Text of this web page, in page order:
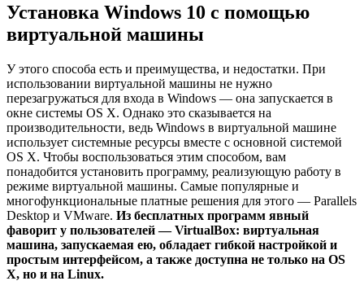
Установка Windows 10 с помощью
виртуальной машины
У этого способа есть и преимущества, и недостатки. При
использовании виртуальной машины не нужно
перезагружаться для входа в Windows — она запускается в
окне системы OS X. Однако это сказывается на
производительности, ведь Windows в виртуальной машине
использует системные ресурсы вместе с основной системой
OS X. Чтобы воспользоваться этим способом, вам
понадобится установить программу, реализующую работу в
режиме виртуальной машины. Самые популярные и
многофункциональные платные решения для этого — Parallels
Desktop и VMware. Из бесплатных программ явный
фаворит у пользователей — VirtualBox: виртуальная
машина, запускаемая ею, обладает гибкой настройкой и
простым интерфейсом, а также доступна не только на OS
X, но и на Linux.